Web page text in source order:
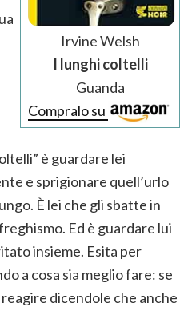
Irvine Welsh
I lunghi coltelli
Guanda
Compralo su
è guardare lei
e sprigionare quell’urlo
È lei che gli sbatte in
Ed è guardare lui
insieme. Esita per
a cosa sia meglio fare: se
dicendole che anche